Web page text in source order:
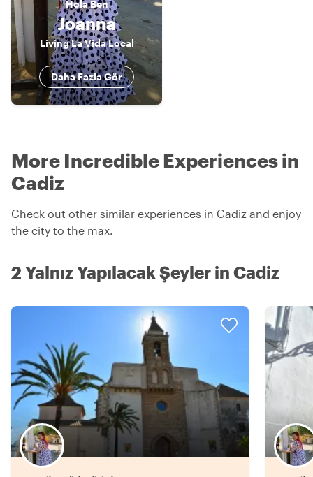
HolaBen
Joanna
Living La Vida Local
Daha Fazla Gör
More Incredible Experiences in
Cadiz
Check out other similar experiences in Cadiz and enjoy
the city to the max.
2 Yalnız Yapılacak Şeyler in Cadiz